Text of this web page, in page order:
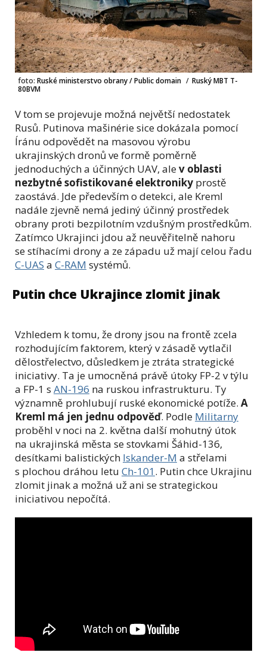
foto: Ruské ministerstvo obrany / Public domain / Ruský MBT T-
80BVM
V tom se projevuje možná největší nedostatek
Rusů. Putinova mašinérie sice dokázala pomocí
Íránu odpovědět na masovou výrobu
ukrajinských dronů ve formě poměrně
jednoduchých a účinných UAV, alev oblasti
nezbytné sofistikované elektroniky prostě
zaostává. Jde především o detekci, ale Kreml
nadále zjevně nemá jediný účinný prostředek
obrany proti bezpilotním vzdušným prostředkům.
Zatímco Ukrajinci jdou až neuvěřitelně nahoru
se stíhacími drony a ze západu už mají celou řadu
C-UAS a C-RAM systémů.
Putin chce Ukrajince zlomit jinak
Vzhledem k tomu, že drony jsou na frontě zcela
rozhodujícím faktorem, který v zásadě vytlačil
dělostřelectvo, důsledkem je ztráta strategické
iniciativy. Ta je umocněná právě útoky FP-2 v týlu
a FP-1 s AN-196 na ruskou infrastrukturu. Ty
významně prohlubují ruské ekonomické potíže. A
Kreml má jen jednu odpověď. Podle Militarny
proběhl v noci na 2. května další mohutný útok
na ukrajinská města se stovkami Šáhid-136,
desítkami balistických Iskander-M a střelami
s plochou dráhou letu Ch-101. Putin chce Ukrajinu
zlomit jinak a možná už ani se strategickou
iniciativou nepočítá.